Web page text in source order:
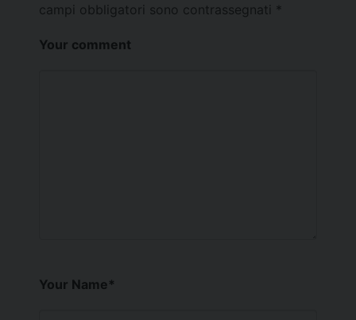
campi obbligatori sono contrassegnati *
Your comment
Your Name*